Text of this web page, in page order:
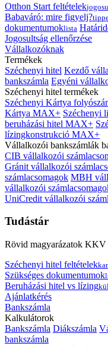
Otthon Start feltételek
Babaváró: mire figyelj?
dokumentumoklista
Jogosultság ellenőrzése
Vállalkozóknak
Termékek
Széchenyi hitel Kezdő
bankszámla Egyéni
Széchenyi hitel termékek
Széchenyi Kártya
Kártya MAX+ Széchenyi
beruházási hitel MAX+
lízingkonstrukció MAX+
Vállalkozói bankszámlák
CIB vállalkozói
Gránit vállalkozói
számlacsomagok MBH
vállalkozói
UniCredit vállalkozói
Tudástár
Rövid magyarázatok KKV
Széchenyi hitel feltételek
Szükséges dokumentumok
Beruházási hitel vs lízing
Ajánlatkérés
Bankszámla
Kalkulátorok
Bankszámla Diákszámla
bankszámla